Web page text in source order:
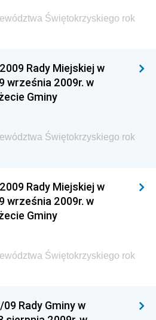
Transportu, Budownictwa
Spraw Zagranicznych
Biura
Patentowego
Dyrekcji Dróg
Środowiska
Edukacji
Przemysłu
Świętokrzyskiego rok
Rady Miejskiej w
września 2009r. w
Gminy
Świętokrzyskiego rok
Rady Miejskiej w
września 2009r. w
Gminy
Świętokrzyskiego rok
Rady Gminy w